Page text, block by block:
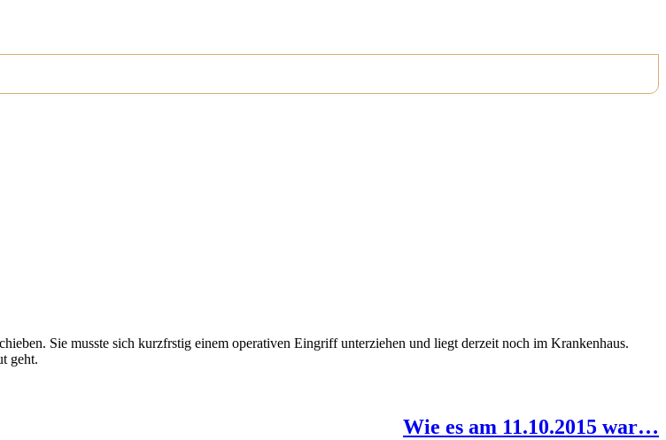
Sie musste sich kurzfrstig einem operativen Eingriff unterziehen und liegt derzeit noch im Krankenhaus.
geht.
Wie es am 11.10.2015 war…